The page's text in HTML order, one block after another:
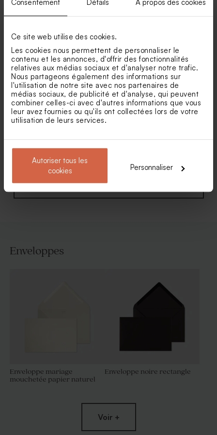
Consentement Détails À propos des cookies
Ce site web utilise des cookies.
Les cookies nous permettent de personnaliser le
contenu et les annonces, d'offrir des fonctionnalités
relatives aux médias sociaux et d'analyser notre trafic.
Nous partageons également des informations sur
l'utilisation de notre site avec nos partenaires de
médias sociaux, de publicité et d'analyse, qui peuvent
combiner celles-ci avec d'autres informations que vous
leur avez fournies ou qu'ils ont collectées lors de votre
utilisation de leurs services.
Autoriser tous les
cookies
Personnaliser
marbrées or 1 kg (± 425 ex)
d'or - senteur Calendula
Faire part mariage pochette
terracotta
Faire part mariage photo
calque et dorure
Voir toute la collection Faire-part mariage
Enveloppes
Enveloppe mariage
mouchetée papier naturel
Enveloppe noire rectangle
Voir +